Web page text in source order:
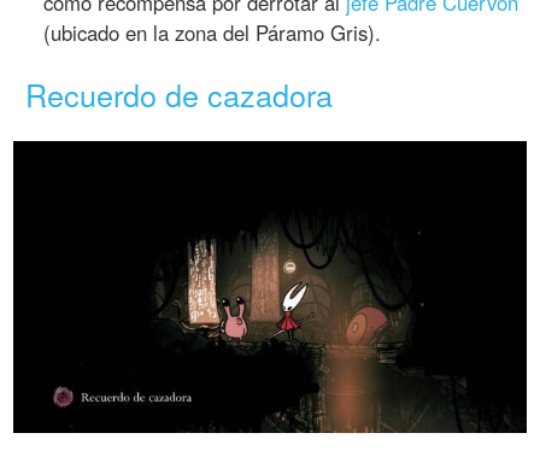
(ubicado en la zona del Páramo Gris).
Recuerdo de cazadora